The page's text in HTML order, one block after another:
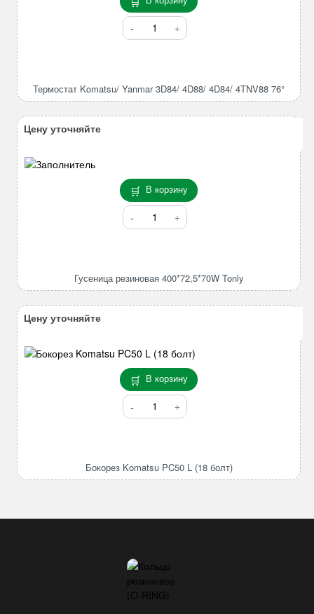
Количество
товара
3D84/
Термостат Komatsu/ Yanmar 3D84/ 4D88/ 4D84/ 4TNV88 76°
В корзину
Количество
товара
Tonly
Гусеница резиновая 400*72,5*70W Tonly
Цену уточняйте
В корзину
Количество
товара
L
Бокорез Komatsu PC50 L (18 болт)
Цену уточняйте